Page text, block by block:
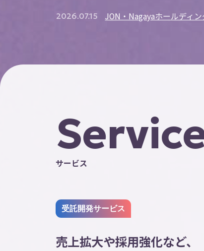
2026.07.15 JON・Nagayaホールディ
サービス
受託開発サービス
売上拡大や採用強化など、